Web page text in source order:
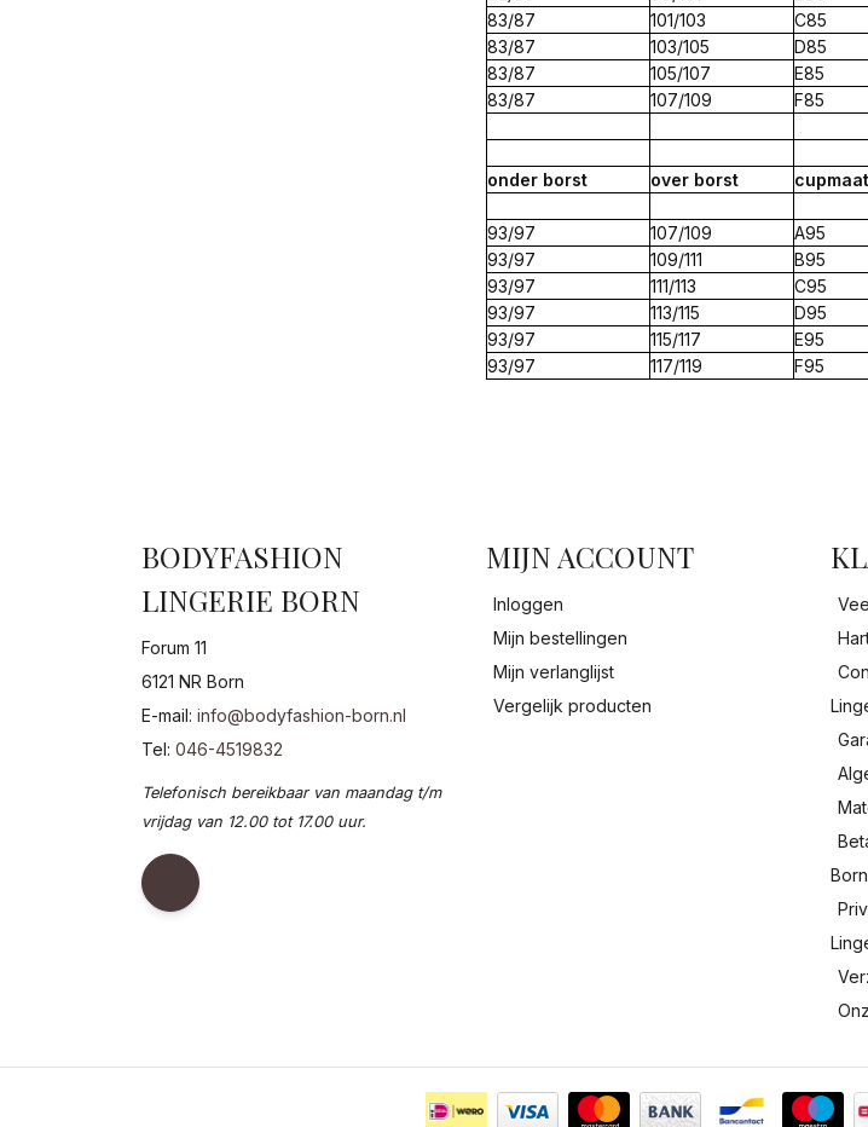
83/87
101/103 C85
83/87
103/105 D85
83/87
105/107 E85
83/87
107/109 F85
onder borst over borst cupmaat
93/97 107/109 A95
93/97
109/111 B95
93/97
111/113 C95
93/97
113/115 D95
93/97
115/117 E95
93/97
117/119 F95
BODYFASHION
LINGERIE BORN
Forum 11
6121 NR Born
E-mail: info@bodyfashion-born.nl
Tel: 046-4519832
Telefonisch bereikbaar van maandag t/m
vrijdag van 12.00 tot 17.00 uur.
MIJN ACCOUNT
Inloggen
Mijn bestellingen
Mijn verlanglijst
Vergelijk producten
Born